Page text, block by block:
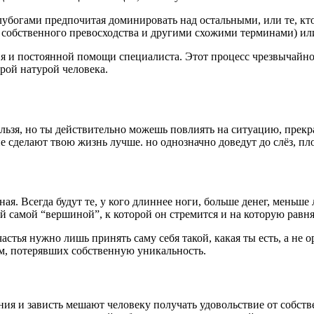
предпочитая доминировать над остальными, или те,
превосходства и другими схожими терминами)
и постоянной помощи специалиста. Этот процесс
натурой человека.
но ты действительно можешь повлиять на ситуацию,
твою жизнь лучше. но однозначно доведут до слёз,
Всегда будут те, у кого длиннее ноги, больше денег,
“вершиной”, к которой он стремится и на которую
нужно лишь принять саму себя такой, какая ты есть, а не
потерявших собственную уникальность.
и зависть мешают человеку получать удовольствие от